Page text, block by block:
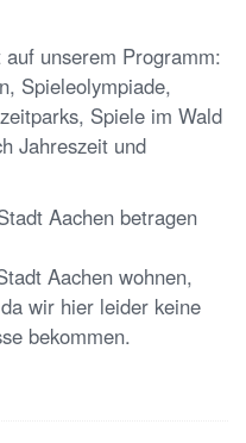
unserem Programm:
Spieleolympiade,
Spiele im Wald
Jahreszeit und
Aachen betragen
Aachen wohnen,
wir hier leider keine
bekommen.